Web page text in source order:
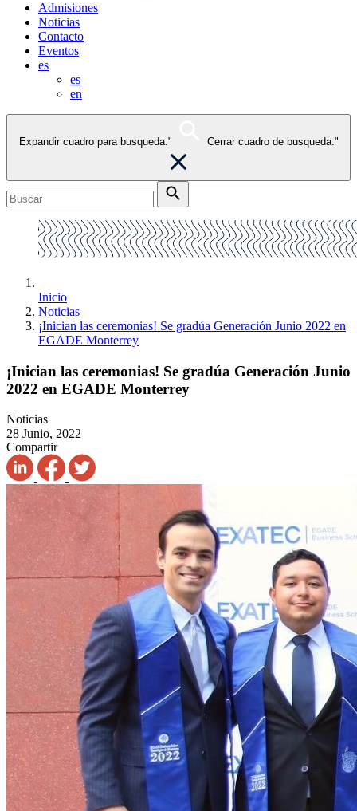
Admisiones
Noticias
Contacto
Eventos
es
es
en
Expandir cuadro para busqueda." Cerrar cuadro de busqueda."
Inicio
Noticias
¡Inician las ceremonias! Se gradúa Generación Junio 2022 en
EGADE Monterrey
¡Inician las ceremonias! Se gradúa Generación Junio
2022 en EGADE Monterrey
Noticias
28 Junio, 2022
Compartir